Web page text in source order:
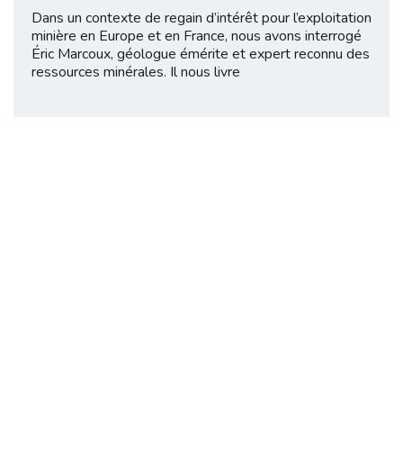
Dans un contexte de regain d’intérêt pour l’exploitation
minière en Europe et en France, nous avons interrogé
Éric Marcoux, géologue émérite et expert reconnu des
ressources minérales. Il nous livre